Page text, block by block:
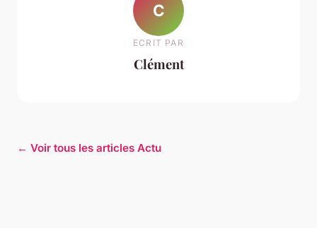
C
ECRIT PAR
Clément
← Voir tous les articles Actu